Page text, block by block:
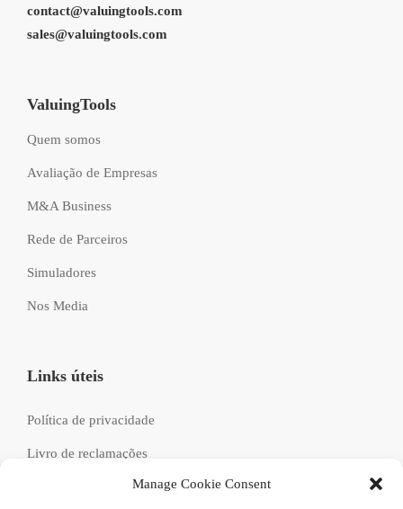
Manage Cookie Consent
contact@valuingtools.com
sales@valuingtools.com
ValuingTools
Quem somos
Avaliação de Empresas
M&A Business
Rede de Parceiros
Simuladores
Nos Media
Links úteis
Política de privacidade
Livro de reclamações